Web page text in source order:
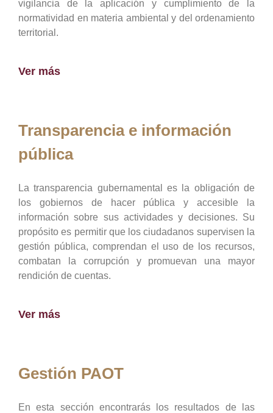
vigilancia de la aplicación y cumplimiento de la
normatividad en materia ambiental y del ordenamiento
territorial.
Ver más
Transparencia e información
pública
La transparencia gubernamental es la obligación de
los gobiernos de hacer pública y accesible la
información sobre sus actividades y decisiones. Su
propósito es permitir que los ciudadanos supervisen la
gestión pública, comprendan el uso de los recursos,
combatan la corrupción y promuevan una mayor
rendición de cuentas.
Ver más
Gestión PAOT
En esta sección encontrarás los resultados de las